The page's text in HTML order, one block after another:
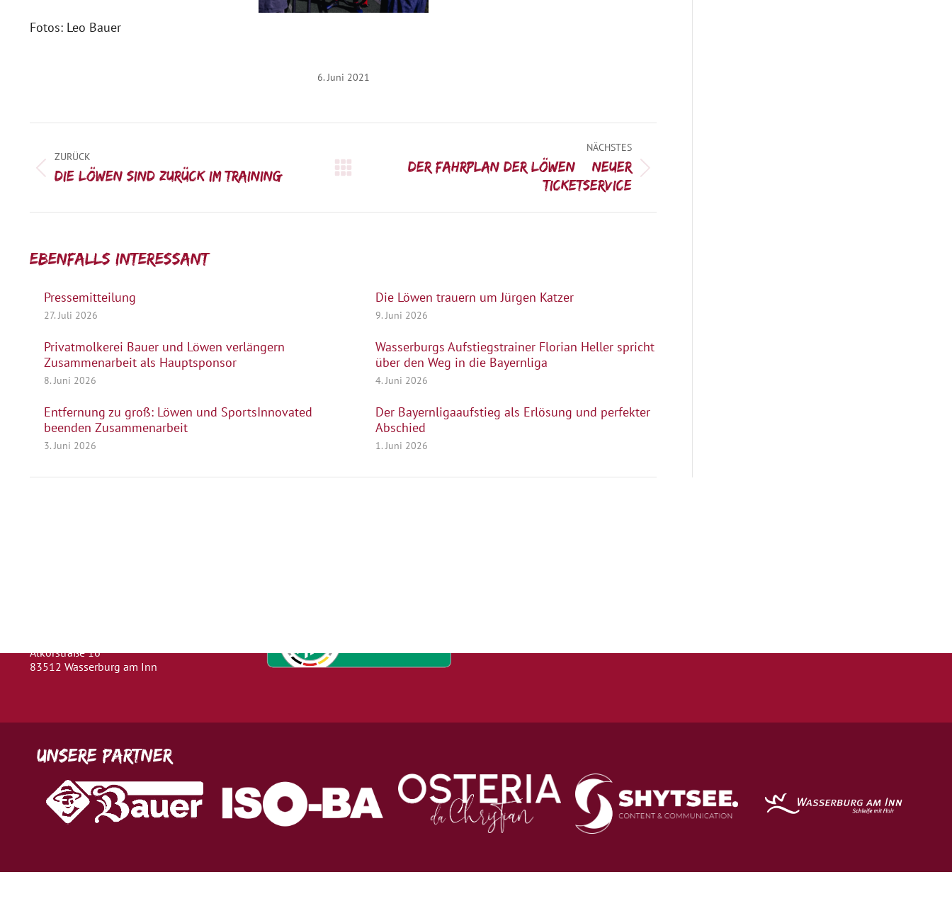
Fotos: Leo Bauer
6. Juni 2021
ZURÜCK
Vorheriger
Die Löwen sind zurück im Training
NÄCHSTES
NächsterDer Fahrplan der Löwen – neuer
Ticketservice
Ebenfalls interessant:
Pressemitteilung
27. Juli 2026
Die Löwen trauern um Jürgen Katzer
9. Juni 2026
Privatmolkerei Bauer und Löwen verlängern
Zusammenarbeit als Hauptsponsor
8. Juni 2026
Wasserburgs Aufstiegstrainer Florian Heller spricht
über den Weg in die Bayernliga
4. Juni 2026
Entfernung zu groß: Löwen und SportsInnovated
beenden Zusammenarbeit
3. Juni 2026
Der Bayernligaaufstieg als Erlösung und perfekter
Abschied
1. Juni 2026
Alkorstraße 16
83512 Wasserburg am Inn
Unsere Partner